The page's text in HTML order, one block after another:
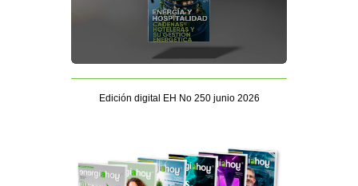
Edición digital EH No 250 junio 2026